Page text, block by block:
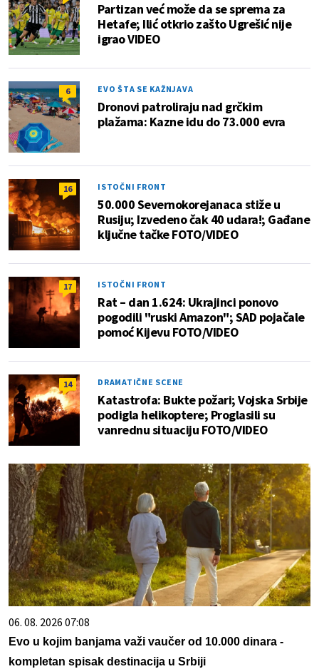
Partizan već može da se sprema za
Hetafe; Ilić otkrio zašto Ugrešić nije
igrao VIDEO
6 EVO ŠTA SE KAŽNJAVA
Dronovi patroliraju nad grčkim
plažama: Kazne idu do 73.000 evra
16 ISTOČNI FRONT
50.000 Severnokorejanaca stiže u
Rusiju; Izvedeno čak 40 udara!; Gađane
ključne tačke FOTO/VIDEO
17 ISTOČNI FRONT
Rat – dan 1.624: Ukrajinci ponovo
pogodili "ruski Amazon"; SAD pojačale
pomoć Kijevu FOTO/VIDEO
14 DRAMATIČNE SCENE
Katastrofa: Bukte požari; Vojska Srbije
podigla helikoptere; Proglasili su
vanrednu situaciju FOTO/VIDEO
06. 08. 2026 07:08
Evo u kojim banjama važi vaučer od 10.000 dinara -
kompletan spisak destinacija u Srbiji